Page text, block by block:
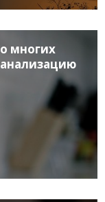
многих